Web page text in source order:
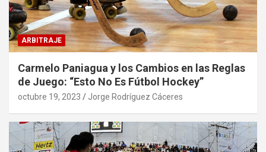
ARBITRAJE
Carmelo Paniagua y los Cambios en las Reglas
de Juego: “Esto No Es Fútbol Hockey”
octubre 19, 2023 Jorge Rodríguez Cáceres